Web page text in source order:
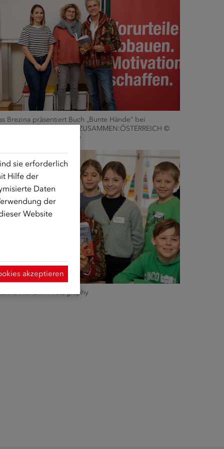
Brezina präsentiert Buch „Bunte Hände“ bei
der ÖIF-Initiative ZUSAMMEN:ÖSTERREICH ©
Axmann Photography
Axmann Photography
sie erforderlich
Hilfe der
Daten
der
Website
akzeptieren